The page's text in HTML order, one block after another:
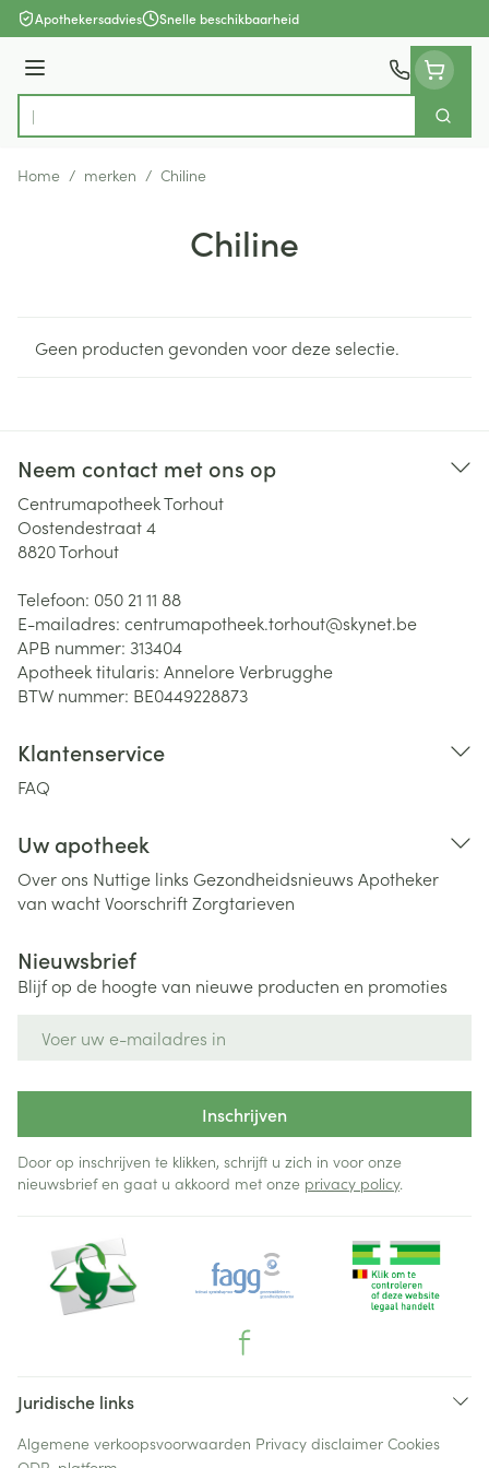
Ga naar de inhoud
Apothekersadvies Snelle beschikbaarheid
Menu
Product, merk, categorie...
Zoek
Home / merken / Chiline
Chiline
Geen producten gevonden voor deze selectie.
Neem contact met ons op
Centrumapotheek Torhout
Oostendestraat 4
8820Torhout
Telefoon: 050 21 11 88
E-mailadres: centrumapotheek.torhout@skynet.be
APB nummer: 313404
Apotheek titularis: Annelore Verbrugghe
BTW nummer: BE0449228873
Klantenservice
FAQ
Uw apotheek
Over ons Nuttige links Gezondheidsnieuws Apotheker
van wachtVoorschriftZorgtarieven
Nieuwsbrief
Blijf op de hoogte van nieuwe producten en promoties
Inschrijven
Door op inschrijven te klikken, schrijft u zich in voor onze
nieuwsbrief en gaat u akkoord met onze privacy policy.
Juridische links
Algemene verkoopsvoorwaarden Privacy disclaimer Cookies